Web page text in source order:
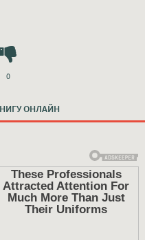
ОНЛАЙН
0